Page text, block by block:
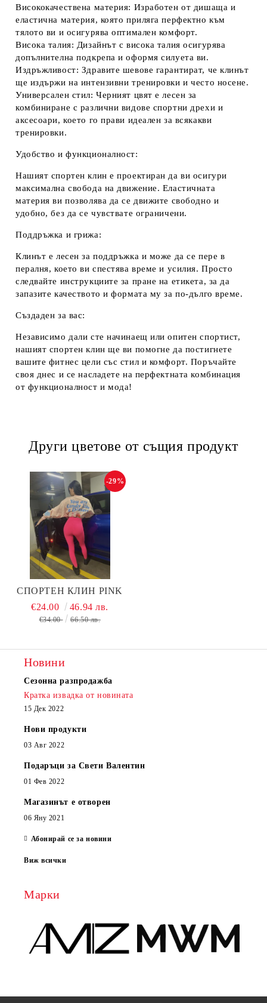
Висококачествена материя: Изработен от дишаща и
еластична материя, която приляга перфектно към
тялото ви и осигурява оптимален комфорт.
Висока талия: Дизайнът с висока талия осигурява
допълнителна подкрепа и оформя силуета ви.
Издръжливост: Здравите шевове гарантират, че клинът
ще издържи на интензивни тренировки и често носене.
Универсален стил: Черният цвят е лесен за
комбиниране с различни видове спортни дрехи и
аксесоари, което го прави идеален за всякакви
тренировки.
Удобство и функционалност:
Нашият спортен клин е проектиран да ви осигури
максимална свобода на движение. Еластичната
материя ви позволява да се движите свободно и
удобно, без да се чувствате ограничени.
Поддръжка и грижа:
Клинът е лесен за поддръжка и може да се пере в
пералня, което ви спестява време и усилия. Просто
следвайте инструкциите за пране на етикета, за да
запазите качеството и формата му за по-дълго време.
Създаден за вас:
Независимо дали сте начинаещ или опитен спортист,
нашият спортен клин ще ви помогне да постигнете
вашите фитнес цели със стил и комфорт. Поръчайте
своя днес и се насладете на перфектната комбинация
от функционалност и мода!
Други цветове от същия продукт
СПОРТЕН КЛИН PINK
-29%
€24.00 46.94 лв.
€34.00 66.50 лв.
Новини
Сезонна разпродажба
Кратка извадка от новината
15 Дек 2022
Нови продукти
03 Авг 2022
Подаръци за Свети Валентин
01 Фев 2022
Магазинът е отворен
06 Яну 2021
Абонирай се за новини
Виж всички
Марки